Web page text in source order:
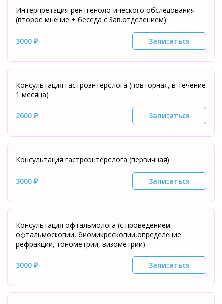
Интерпретация рентгенологического обследования
(второе мнение + беседа с Зав.отделением)
3000 ₽ Записаться
Консультация гастроэнтеролога (повторная, в течение
1 месяца)
2600 ₽ Записаться
Консультация гастроэнтеролога (первичная)
3000 ₽ Записаться
Консультация офтальмолога (с проведением
офтальмоскопии, биомикроскопии,определение
рефракции, тонометрии, визометрии)
3000 ₽ Записаться